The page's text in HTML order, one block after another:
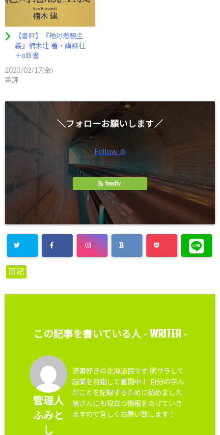
【書評】『絶対悲観主
義』楠木建 著・講談社
＋α新書
2023/02/17(金)
書評
＼フォローお願いします／
Follow @
feedly
日記
この記事を書いている人 - WRITER-
管理人
ふみと
し
読書好きの北海道民です 脱サラして
起業を目指して奮闘中！ 自分の学ん
だことを記録するために始めました
皆さんにも役立つ情報をあげていき
ますので宜しくお願い致します！